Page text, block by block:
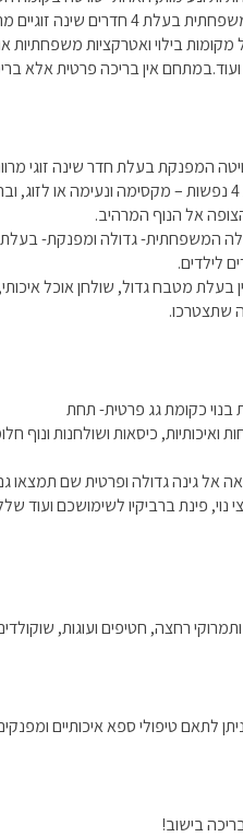
ועוד.במתחם אין בריכה פרטית אלא
שתצטרכו.
רחצה, חטיפים ועוגות,
לתאם טיפולי ספא איכותיים
בישוב!